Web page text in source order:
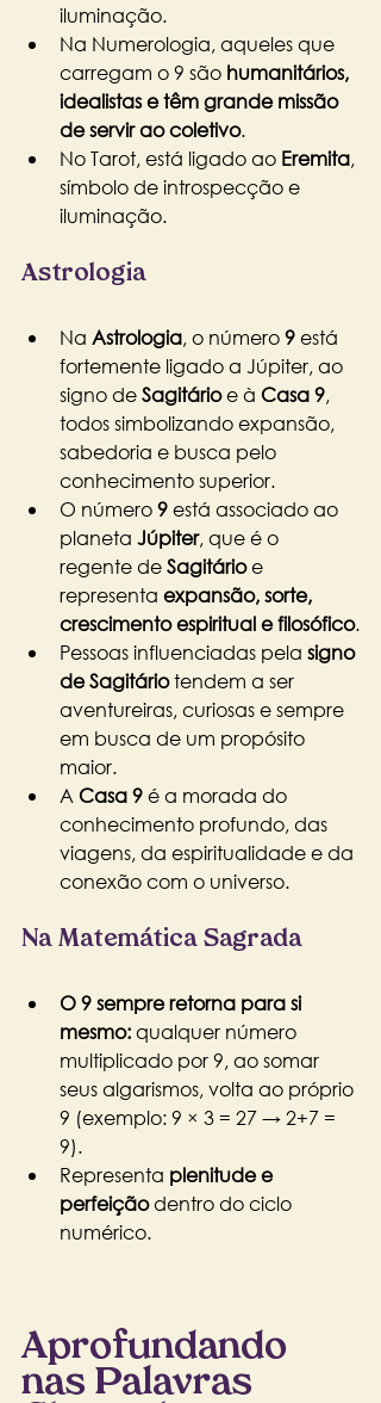
iluminação.
Na Numerologia, aqueles que
carregam o 9 são humanitários,
idealistas e têm grande missão
de servir ao coletivo.
No Tarot, está ligado ao Eremita,
símbolo de introspecção e
iluminação.
Astrologia
Na Astrologia, o número 9 está
fortemente ligado a Júpiter, ao
signo de Sagitário e à Casa 9,
todos simbolizando expansão,
sabedoria e busca pelo
conhecimento superior.
O número 9 está associado ao
planeta Júpiter, que é o
regente de Sagitário e
representa expansão, sorte,
crescimento espiritual e filosófico.
Pessoas influenciadas pela signo
de Sagitário tendem a ser
aventureiras, curiosas e sempre
em busca de um propósito
maior.
A Casa 9 é a morada do
conhecimento profundo, das
viagens, da espiritualidade e da
conexão com o universo.
Na Matemática Sagrada
O 9 sempre retorna para si
mesmo: qualquer número
multiplicado por 9, ao somar
seus algarismos, volta ao próprio
9 (exemplo: 9 × 3 = 27 → 2+7 =
9).
Representa plenitude e
perfeição dentro do ciclo
numérico.
Aprofundando
nas Palavras